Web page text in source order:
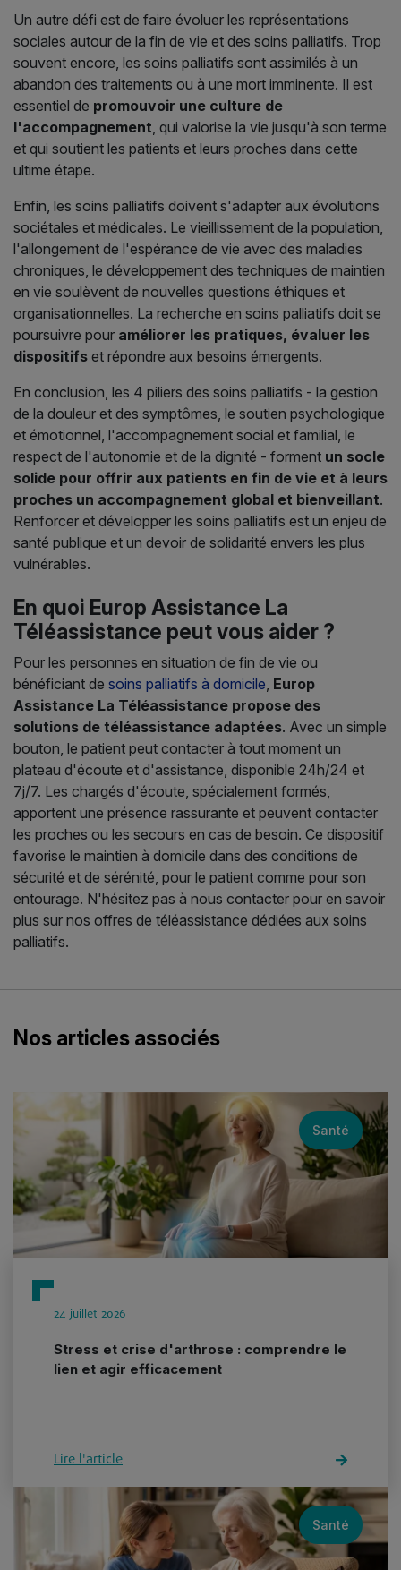
Un autre défi est de faire évoluer les représentations
sociales autour de la fin de vie et des soins palliatifs. Trop
souvent encore, les soins palliatifs sont assimilés à un
abandon des traitements ou à une mort imminente. Il est
essentiel de promouvoir une culture de
l'accompagnement , qui valorise la vie jusqu'à son terme
et qui soutient les patients et leurs proches dans cette
ultime étape.
Enfin, les soins palliatifs doivent s'adapter aux évolutions
sociétales et médicales. Le vieillissement de la population,
l'allongement de l'espérance de vie avec des maladies
chroniques, le développement des techniques de maintien
en vie soulèvent de nouvelles questions éthiques et
organisationnelles. La recherche en soins palliatifs doit se
poursuivre pour améliorer les pratiques, évaluer les
dispositifs et répondre aux besoins émergents.
En conclusion, les 4 piliers des soins palliatifs - la gestion
de la douleur et des symptômes, le soutien psychologique
et émotionnel, l'accompagnement social et familial, le
respect de l'autonomie et de la dignité - forment un socle
solide pour offrir aux patients en fin de vie et à leurs
proches un accompagnement global et bienveillant.
Renforcer et développer les soins palliatifs est un enjeu de
santé publique et un devoir de solidarité envers les plus
vulnérables.
En quoi Europ Assistance La
Téléassistance peut vous aider ?
Pour les personnes en situation de fin de vie ou
bénéficiant de soins palliatifs à domicile Europ
Assistance La Téléassistance propose des
solutions de téléassistance adaptées. Avec un simple
bouton, le patient peut contacter à tout moment un
plateau d'écoute et d'assistance, disponible 24h/24 et
7j/7. Les chargés d'écoute, spécialement formés,
apportent une présence rassurante et peuvent contacter
les proches ou les secours en cas de besoin. Ce dispositif
favorise le maintien à domicile dans des conditions de
sécurité et de sérénité, pour le patient comme pour son
entourage. N'hésitez pas à nous contacter pour en savoir
plus sur nos offres de téléassistance dédiées aux soins
palliatifs.
Nos articles associés
Santé
24 juillet 2026
Stress et crise d'arthrose : comprendre le
lien et agir efficacement
Lire l'article
Santé